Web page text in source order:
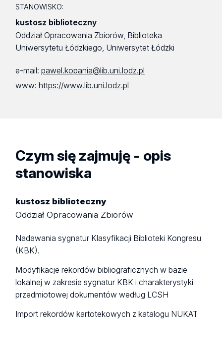
STANOWISKO:
kustosz biblioteczny
Oddział Opracowania Zbiorów, Biblioteka
Uniwersytetu Łódzkiego, Uniwersytet Łódzki
e-mail:pawel.kopania@lib.uni.lodz.pl
www:https://www.lib.uni.lodz.pl
Czym się zajmuję - opis
stanowiska
kustosz biblioteczny
Oddział Opracowania Zbiorów
Nadawania sygnatur Klasyfikacji Biblioteki Kongresu
(KBK).
Modyfikacje rekordów bibliograficznych w bazie
lokalnej w zakresie sygnatur KBK i charakterystyki
przedmiotowej dokumentów według LCSH
Import rekordów kartotekowych z katalogu NUKAT